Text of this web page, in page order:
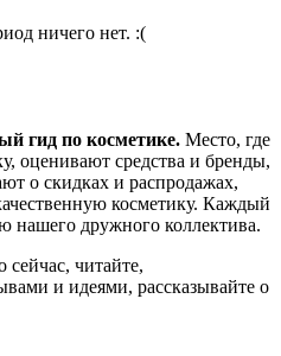
ничего нет. :(
гид по косметике. Место, где
оценивают средства и бренды,
о скидках и распродажах,
косметику. Каждый
нашего дружного коллектива.
сейчас, читайте,
и идеями, рассказывайте о